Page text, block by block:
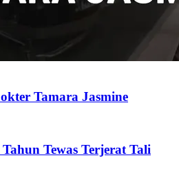
Tamara Jasmine
Tewas Terjerat Tali